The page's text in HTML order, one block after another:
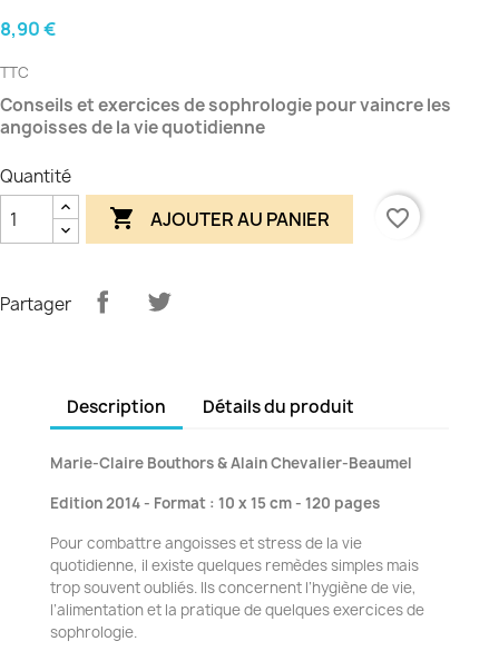
8,90 €
TTC
Conseils et exercices de sophrologie pour vaincre les
angoisses de la vie quotidienne
Quantité
 AJOUTER AU PANIER favorite_border
Partager
Description Détails du produit
Marie-Claire Bouthors & Alain Chevalier-Beaumel
Edition 2014 - Format : 10 x 15 cm - 120 pages
Pour combattre angoisses et stress de la vie
quotidienne, il existe quelques remèdes simples mais
trop souvent oubliés. Ils concernent l’hygiène de vie,
l’alimentation et la pratique de quelques exercices de
sophrologie.